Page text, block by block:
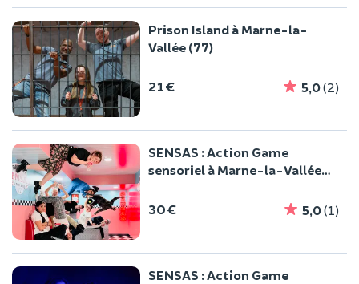
Prison Island à Marne-la-
Vallée (77)
21 € 5,0(2)
SENSAS : Action Game
sensoriel à Marne-la-Vallée
30 € 5,0(1)
SENSAS : Action Game